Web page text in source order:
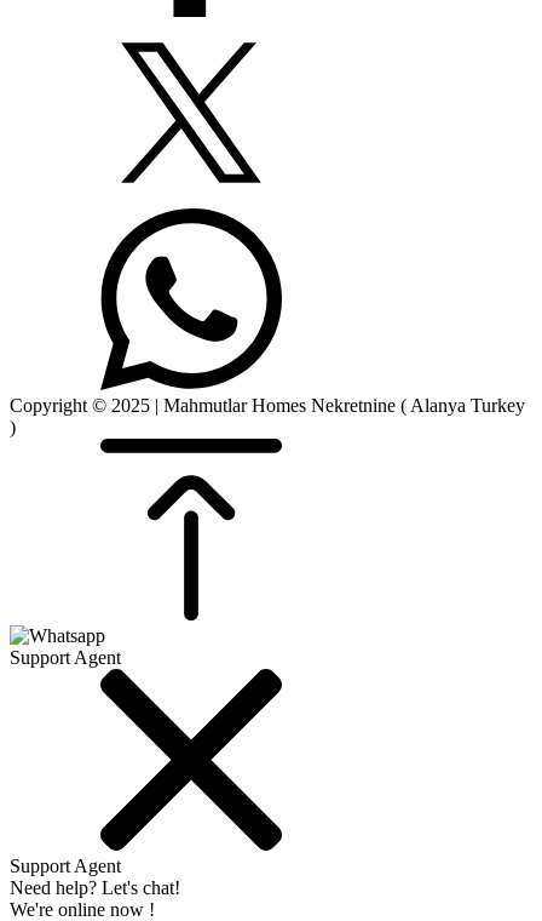
Copyright © 2025 | Mahmutlar Homes Nekretnine ( Alanya Turkey
)
Support Agent
Support Agent
Need help? Let's chat!
We're online now !